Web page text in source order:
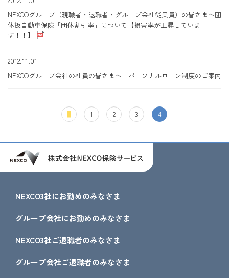
NEXCOグループ（現職者・退職者・グループ会社従業員）の皆さまへ団
体扱自動車保険「団体割引率」について【損害率が上昇していま
す！！】
2012.11.01
NEXCOグループ会社の社員の皆さまへ パーソナルローン制度のご案内
1 2 3 4
NEXCO3社にお勤めのみなさま
グループ会社にお勤めのみなさま
NEXCO3社ご退職者のみなさま
グループ会社ご退職者のみなさま